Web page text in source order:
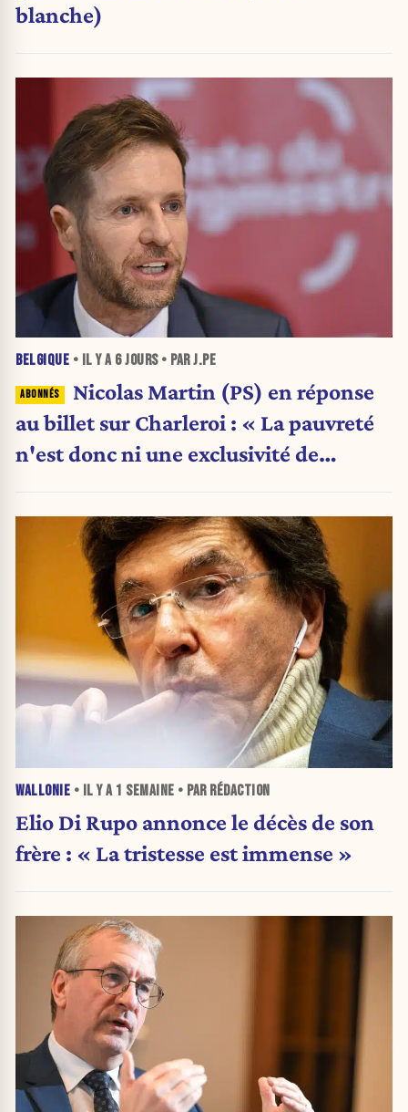
blanche)
BELGIQUE • IL Y A 6 JOURS• PAR J.PE
Nicolas Martin (PS) en réponse
au billet sur Charleroi : « La pauvreté
n'est donc ni une exclusivité de
WALLONIE • IL Y A 1 SEMAINE • PAR RÉDACTION
Elio Di Rupo annonce le décès de son
frère : « La tristesse est immense »